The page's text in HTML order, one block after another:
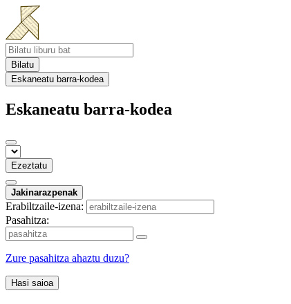
Bilatu
Eskaneatu barra-kodea
Eskaneatu barra-kodea
Ezeztatu
Jakinarazpenak
Erabiltzaile-izena:
Pasahitza:
Zure pasahitza ahaztu duzu?
Hasi saioa